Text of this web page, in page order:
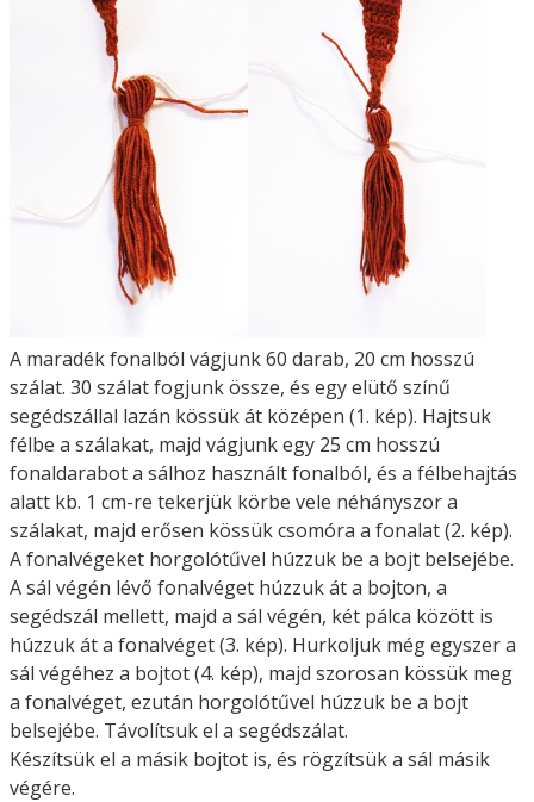
A maradék fonalból vágjunk 60 darab, 20 cm hosszú
szálat. 30 szálat fogjunk össze, és egy elütő színű
segédszállal lazán kössük át középen (1. kép). Hajtsuk
félbe a szálakat, majd vágjunk egy 25 cm hosszú
fonaldarabot a sálhoz használt fonalból, és a félbehajtás
alatt kb. 1 cm-re tekerjük körbe vele néhányszor a
szálakat, majd erősen kössük csomóra a fonalat (2. kép).
A fonalvégeket horgolótűvel húzzuk be a bojt belsejébe.
A sál végén lévő fonalvéget húzzuk át a bojton, a
segédszál mellett, majd a sál végén, két pálca között is
húzzuk át a fonalvéget (3. kép). Hurkoljuk még egyszer a
sál végéhez a bojtot (4. kép), majd szorosan kössük meg
a fonalvéget, ezután horgolótűvel húzzuk be a bojt
belsejébe. Távolítsuk el a segédszálat.
Készítsük el a másik bojtot is, és rögzítsük a sál másik
végére.